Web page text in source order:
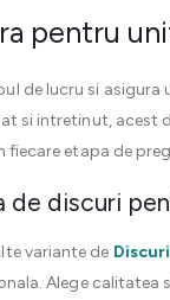
pentru
de lucru si
si intretinut, acest
etapa de
de discuri
variante de
Alege calitatea